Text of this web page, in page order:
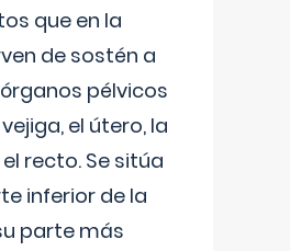
que en la
de sostén a
pélvicos
el útero, la
recto. Se sitúa
inferior de la
parte más